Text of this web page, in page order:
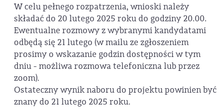
W celu pełnego rozpatrzenia, wnioski należy
składać do 20 lutego 2025 roku do godziny 20.00.
Ewentualne rozmowy z wybranymi kandydatami
odbędą się 21 lutego (w mailu ze zgłoszeniem
prosimy o wskazanie godzin dostępności w tym
dniu - możliwa rozmowa telefoniczna lub przez
zoom).
Ostateczny wynik naboru do projektu powinien być
znany do 21 lutego 2025 roku.